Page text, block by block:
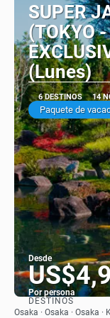
SUPER
(TOKYO
(Lunes)
6 DESTINOS 14
Paquete de
Desde
Por persona
DESTINOS
Osaka · Osaka · Osaka ·